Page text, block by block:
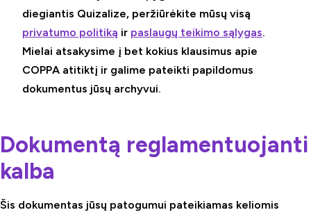
diegiantis Quizalize, peržiūrėkite mūsų visą
privatumo politiką ir paslaugų teikimo sąlygas.
Mielai atsakysime į bet kokius klausimus apie
COPPA atitiktį ir galime pateikti papildomus
dokumentus jūsų archyvui.
Dokumentą reglamentuojanti
kalba
Šis dokumentas jūsų patogumui pateikiamas keliomis